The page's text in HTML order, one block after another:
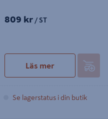
809 kr / ST
Läs mer
Se lagerstatus i din butik